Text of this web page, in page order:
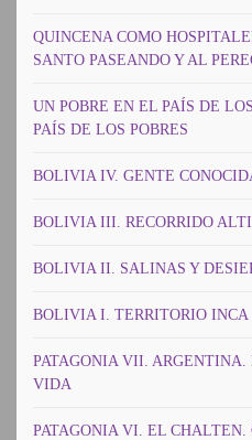
QUINCENA COMO
SANTO PASEANDO Y AL
UN POBRE EN EL PAÍS DE
PAÍS DE LOS POBRES
BOLIVIA IV. GENTE
BOLIVIA III. RECORRIDO
BOLIVIA II. SALINAS Y
BOLIVIA I. TERRITORIO INCA
PATAGONIA VII. ARGENTINA.
VIDA
PATAGONIA VI. EL CHALTEN.